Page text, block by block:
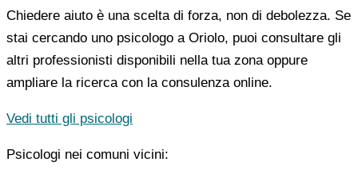
Chiedere aiuto è una scelta di forza, non di debolezza. Se
stai cercando uno psicologo a Oriolo, puoi consultare gli
altri professionisti disponibili nella tua zona oppure
ampliare la ricerca con la consulenza online.
Vedi tutti gli psicologi
Psicologi nei comuni vicini: